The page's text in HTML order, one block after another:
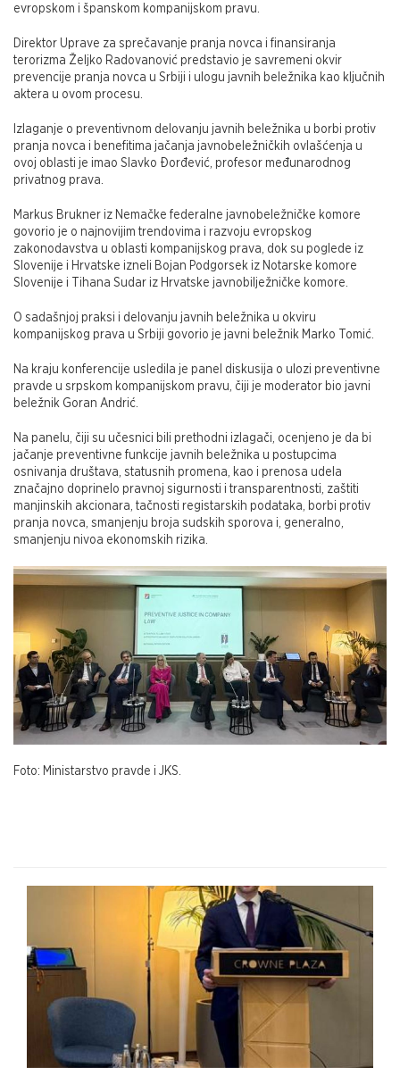
evropskom i španskom kompanijskom pravu.
Direktor Uprave za sprečavanje pranja novca i finansiranja
terorizma Željko Radovanović predstavio je savremeni okvir
prevencije pranja novca u Srbiji i ulogu javnih beležnika kao ključnih
aktera u ovom procesu.
Izlaganje o preventivnom delovanju javnih beležnika u borbi protiv
pranja novca i benefitima jačanja javnobeležničkih ovlašćenja u
ovoj oblasti je imao Slavko Đorđević, profesor međunarodnog
privatnog prava.
Markus Brukner iz Nemačke federalne javnobeležničke komore
govorio je o najnovijim trendovima i razvoju evropskog
zakonodavstva u oblasti kompanijskog prava, dok su poglede iz
Slovenije i Hrvatske izneli Bojan Podgorsek iz Notarske komore
Slovenije i Tihana Sudar iz Hrvatske javnobilježničke komore.
O sadašnjoj praksi i delovanju javnih beležnika u okviru
kompanijskog prava u Srbiji govorio je javni beležnik Marko Tomić.
Na kraju konferencije usledila je panel diskusija o ulozi preventivne
pravde u srpskom kompanijskom pravu, čiji je moderator bio javni
beležnik Goran Andrić.
Na panelu, čiji su učesnici bili prethodni izlagači, ocenjeno je da bi
jačanje preventivne funkcije javnih beležnika u postupcima
osnivanja društava, statusnih promena, kao i prenosa udela
značajno doprinelo pravnoj sigurnosti i transparentnosti, zaštiti
manjinskih akcionara, tačnosti registarskih podataka, borbi protiv
pranja novca, smanjenju broja sudskih sporova i, generalno,
smanjenju nivoa ekonomskih rizika.
Foto: Ministarstvo pravde i JKS.